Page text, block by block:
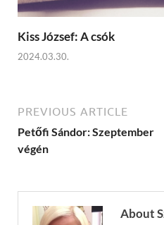
Kiss József: A csók
2024.03.30.
PREVIOUS ARTICLE
Petőfi Sándor: Szeptember
végén
About